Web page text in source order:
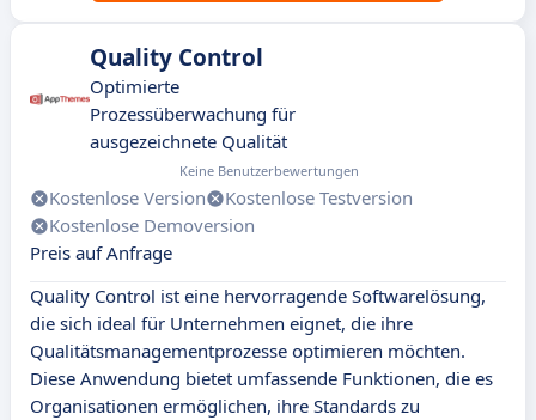
Quality Control
Optimierte
Prozessüberwachung für
ausgezeichnete Qualität
Keine Benutzerbewertungen
Kostenlose Version
Kostenlose Testversion
Kostenlose Demoversion
Preis auf Anfrage
Quality Control ist eine hervorragende Softwarelösung,
die sich ideal für Unternehmen eignet, die ihre
Qualitätsmanagementprozesse optimieren möchten.
Diese Anwendung bietet umfassende Funktionen, die es
Organisationen ermöglichen, ihre Standards zu